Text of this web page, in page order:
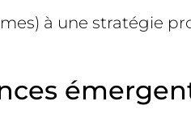
à une stratégie